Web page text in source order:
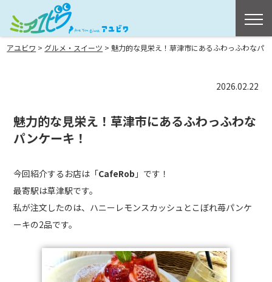
アユビワ > グルメ・スイーツ > 魅力的な見栄え！草津市にあるふわっふわなパ
2026.02.22
魅力的な見栄え！草津市にあるふわっふわな
パンケーキ！
今回紹介するお店は「CafeRob 」です！
最寄駅は草津駅です。
私が注文したのは、ハニーレモンスカッシュとこぼれ苺パンケ
ーキの2品です。